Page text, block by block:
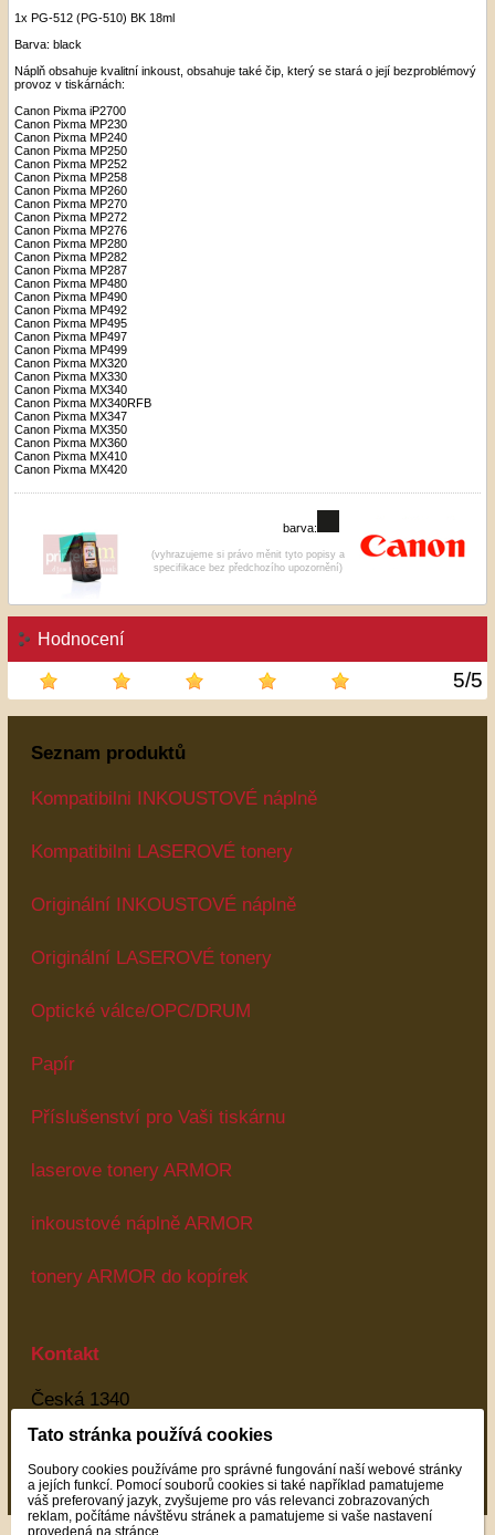
Hodnocení
5/5
1x PG-512 (PG-510) BK 18ml
Barva: black
Náplň obsahuje kvalitní inkoust, obsahuje také čip, který se stará o její bezproblémový
provoz v tiskárnách:
Canon Pixma iP2700
Canon Pixma MP230
Canon Pixma MP240
Canon Pixma MP250
Canon Pixma MP252
Canon Pixma MP258
Canon Pixma MP260
Canon Pixma MP270
Canon Pixma MP272
Canon Pixma MP276
Canon Pixma MP280
Canon Pixma MP282
Canon Pixma MP287
Canon Pixma MP480
Canon Pixma MP490
Canon Pixma MP492
Canon Pixma MP495
Canon Pixma MP497
Canon Pixma MP499
Canon Pixma MX320
Canon Pixma MX330
Canon Pixma MX340
Canon Pixma MX340RFB
Canon Pixma MX347
Canon Pixma MX350
Canon Pixma MX360
Canon Pixma MX410
Canon Pixma MX420
barva:
(vyhrazujeme si právo měnit tyto popisy a
specifikace bez předchozího upozornění)
Seznam produktů
Kompatibilni INKOUSTOVÉ náplně
Kompatibilni LASEROVÉ tonery
Originální INKOUSTOVÉ náplně
Originální LASEROVÉ tonery
Optické válce/OPC/DRUM
Papír
Příslušenství pro Vaši tiskárnu
laserove tonery ARMOR
inkoustové náplně ARMOR
tonery ARMOR do kopírek
Kontakt
Česká 1340
Most
Most
Tato stránka používá cookies
Soubory cookies používáme pro správné fungování naší webové stránky
a jejích funkcí. Pomocí souborů cookies si také například pamatujeme
váš preferovaný jazyk, zvyšujeme pro vás relevanci zobrazovaných
reklam, počítáme návštěvu stránek a pamatujeme si vaše nastavení
provedená na stránce.